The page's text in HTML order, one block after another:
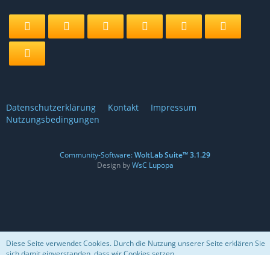
Datenschutzerklärung Kontakt
Impressum
Nutzungsbedingungen
Community-Software:WoltLab Suite™ 3.1.29
Design byWsC Lupopa
Diese Seite verwendet Cookies. Durch die Nutzung unserer Seite erklären Sie